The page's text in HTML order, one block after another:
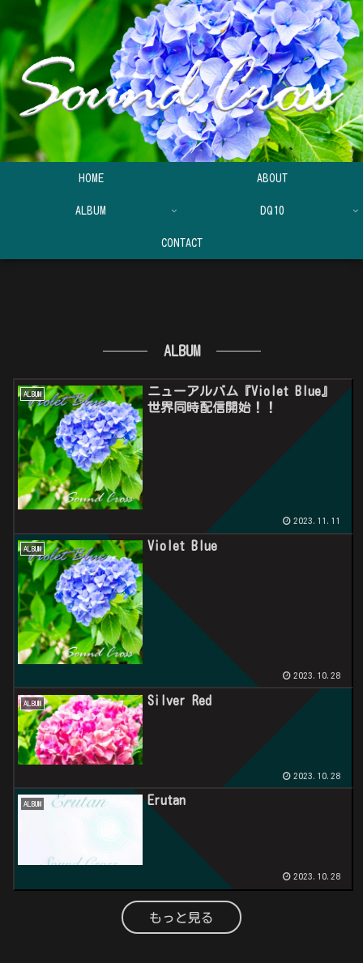
HOME ABOUT
ALBUM DQ10
CONTACT
ALBUM
ALBUM
ニューアルバム『Violet Blue』
世界同時配信開始！！
2023.11.11
ALBUM Violet Blue
2023.10.28
ALBUM Silver Red
2023.10.28
ALBUM Erutan
2023.10.28
もっと見る